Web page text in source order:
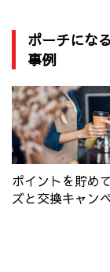
ポーチにな
事例
ポイントを貯め
ズと交換キャン